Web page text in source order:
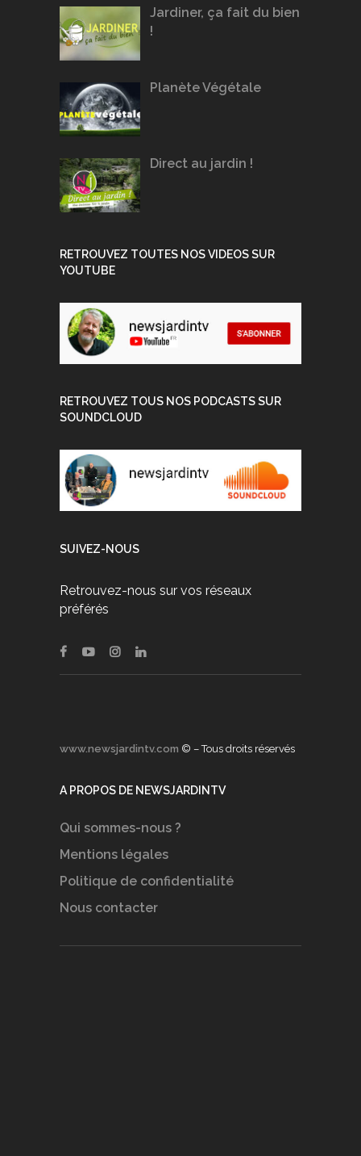
Jardiner, ça fait du bien
!
Planète Végétale
Direct au jardin !
RETROUVEZ TOUTES NOS VIDEOS SUR
YOUTUBE
RETROUVEZ TOUS NOS PODCASTS SUR
SOUNDCLOUD
SUIVEZ-NOUS
Retrouvez-nous sur vos réseaux
préférés
www.newsjardintv.com © – Tous droits réservés
A PROPOS DE NEWSJARDINTV
Qui sommes-nous ?
Mentions légales
Politique de confidentialité
Nous contacter